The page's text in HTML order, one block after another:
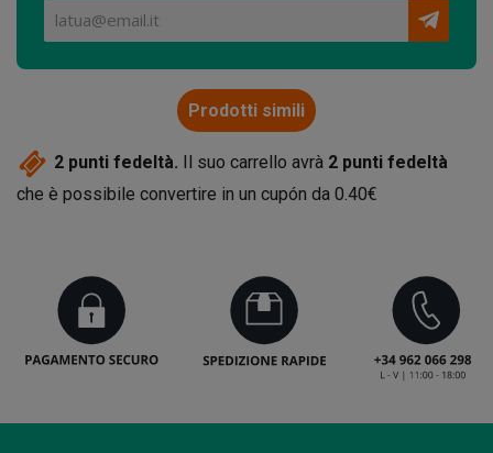
Prodotti simili
2 punti fedeltà. Il suo carrello avrà 2 punti fedeltà
che è possibile convertire in un cupón da 0.40€